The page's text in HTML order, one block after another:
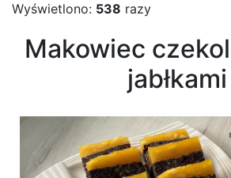
Wyświetlono: 538 razy
Makowiec
jabłkami